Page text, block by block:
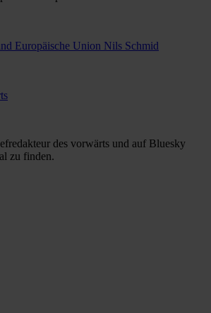
Europäische Union Nils Schmid
des vorwärts und auf Bluesky
zu finden.